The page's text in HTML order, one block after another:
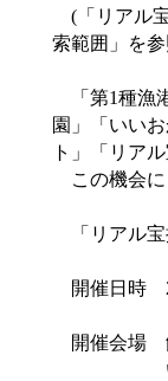
(「リアル
索範囲」を
「第1種漁
園」「いい
ト」「リア
この機会に
「リアル宝
開催日時 2
開催会場
いいお